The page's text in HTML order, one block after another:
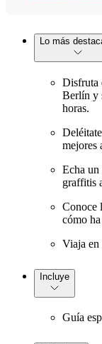
Lo más
Disfruta
Berlín y
horas.
mejores
Echa un
graffitis
Conoce
cómo
Viaja
Incluye
Guía